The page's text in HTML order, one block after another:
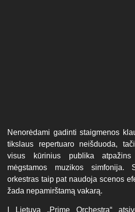
Nenorėdami gadinti staigmenos
tikslaus repertuaro neišduoda,
visus kūrinius publika
mėgstamos muzikos simfonija.
orkestras taip pat naudoja scenos
žada nepamirštamą vakarą.
Į Lietuvą „Prime Orchestra“